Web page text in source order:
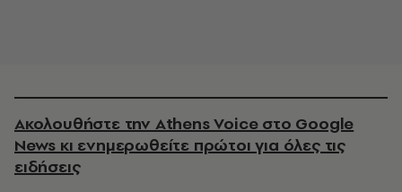
Ακολουθήστε την Athens Voice στο Google
News κι ενημερωθείτε πρώτοι για όλες τις
ειδήσεις